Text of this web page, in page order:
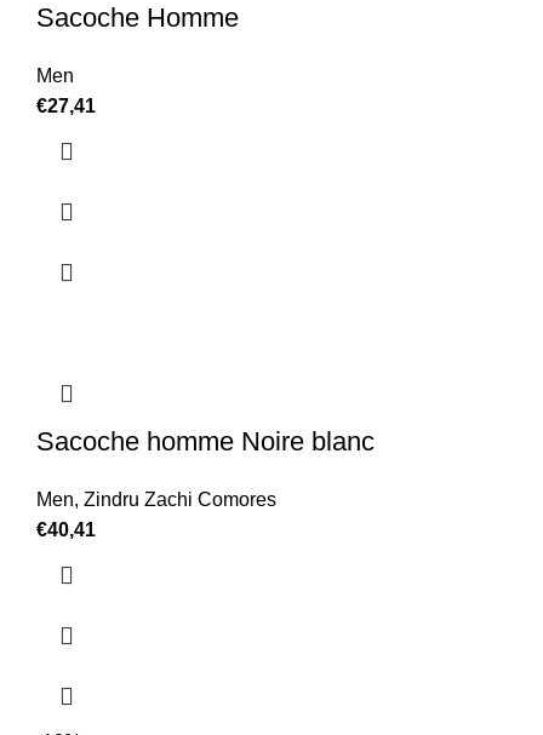
Sacoche Homme
Men
€27,41
Sacoche homme Noire blanc
Men, Zindru Zachi Comores
€40,41